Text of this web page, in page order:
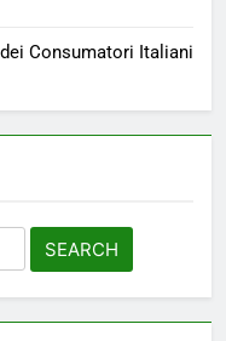
Consumatori Italiani